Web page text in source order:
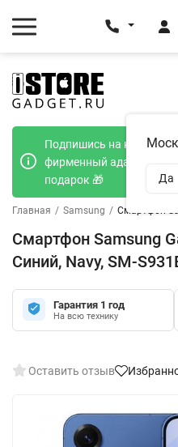
Да
Подпишись на наш
фирменный адаптер
подарок 🎁
Главная / Samsung / Смартфон
Смартфон Samsung
Синий, Navy, SM-
Гарантия 1 год
На всю технику
Оставить отзыв